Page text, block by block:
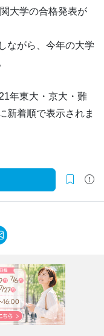
大学の合格発表が
ながら、今年の大学
年東大・京大・難
新着順で表示されま